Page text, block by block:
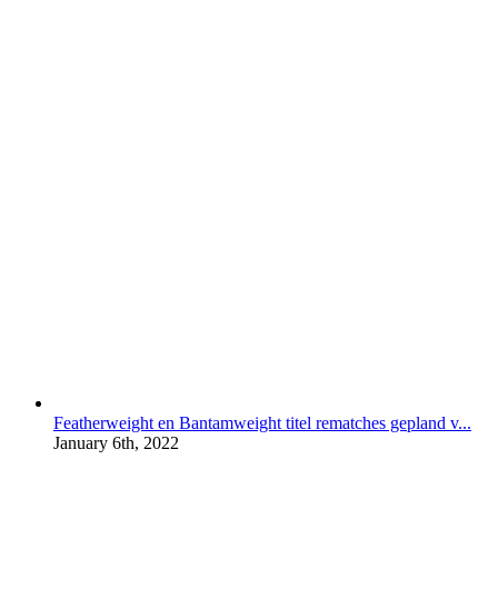
Featherweight en Bantamweight titel rematches gepland v...
January 6th, 2022